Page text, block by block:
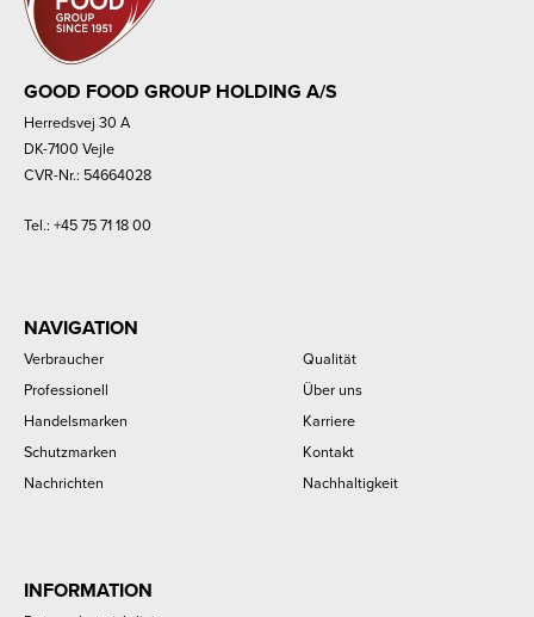
GOOD FOOD GROUP HOLDING A/S
Herredsvej 30 A
DK-7100 Vejle
CVR-Nr.: 54664028
Tel.: +45 75 71 18 00
NAVIGATION
Verbraucher
Professionell
Handelsmarken
Schutzmarken
Nachrichten
Qualität
Über uns
Karriere
Kontakt
Nachhaltigkeit
INFORMATION